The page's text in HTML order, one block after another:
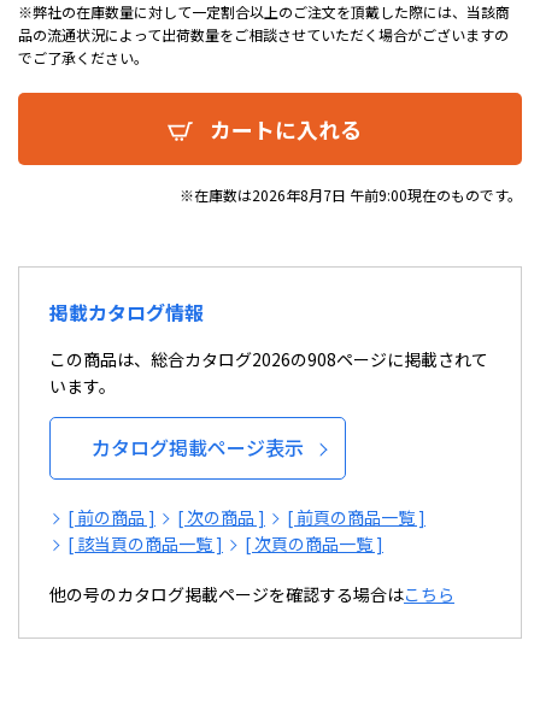
※弊社の在庫数量に対して一定割合以上のご注文を頂戴した際には、当該商
品の流通状況によって出荷数量をご相談させていただく場合がございますの
でご了承ください。
カートに入れる
※在庫数は2026年8月7日 午前9:00現在のものです。
掲載カタログ情報
この商品は、総合カタログ2026の908ページに掲載されて
います。
カタログ掲載ページ表示
[ 前の商品 ] [ 次の商品 ]
[ 前頁の商品一覧 ]
[ 該当頁の商品一覧 ]
[ 次頁の商品一覧 ]
他の号のカタログ掲載ページを確認する場合はこちら